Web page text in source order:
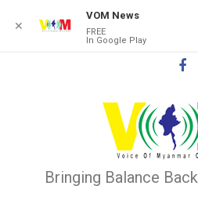
Bringing Balance
✕
VOM News
FREE
In Google Play